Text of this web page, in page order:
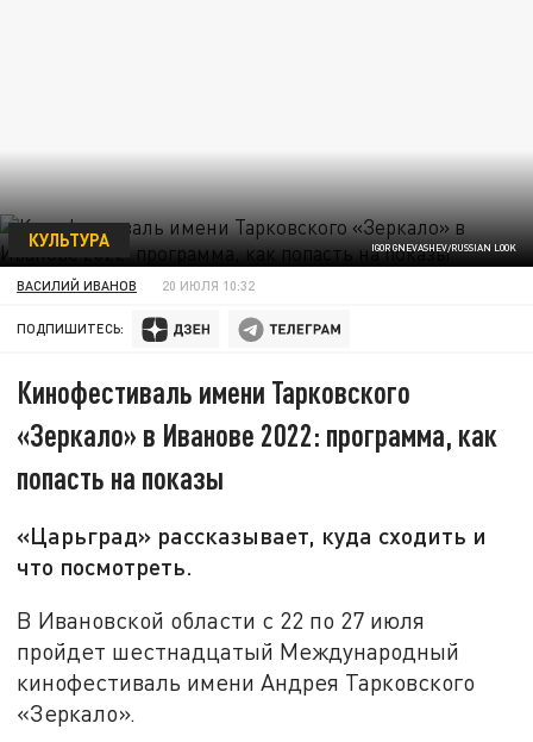
IGOR GNEVASHEV/RUSSIAN LOOK
КУЛЬТУРА
ВАСИЛИЙ ИВАНОВ 20 ИЮЛЯ 10:32
ПОДПИШИТЕСЬ:
Кинофестиваль имени Тарковского
«Зеркало» в Иванове 2022: программа, как
попасть на показы
«Царьград» рассказывает, куда сходить и
что посмотреть.
В Ивановской области с 22 по 27 июля
пройдет шестнадцатый Международный
кинофестиваль имени Андрея Тарковского
«Зеркало».